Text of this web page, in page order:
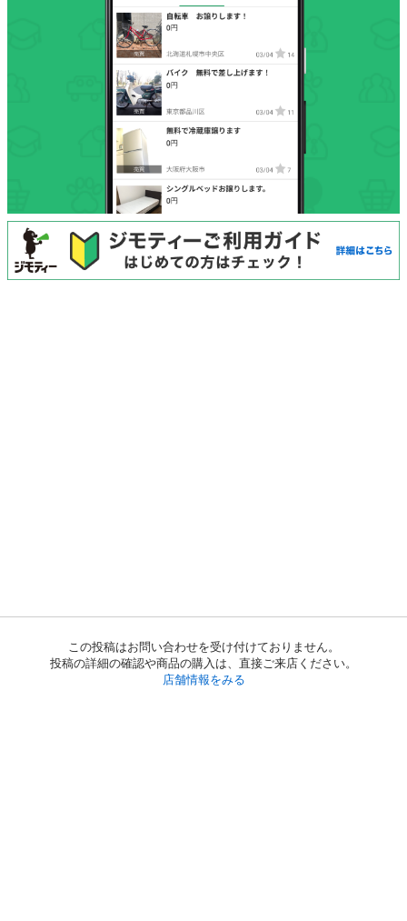
この投稿はお問い合わせを受け付けておりません。
投稿の詳細の確認や商品の購入は、直接ご来店ください。
店舗情報をみる